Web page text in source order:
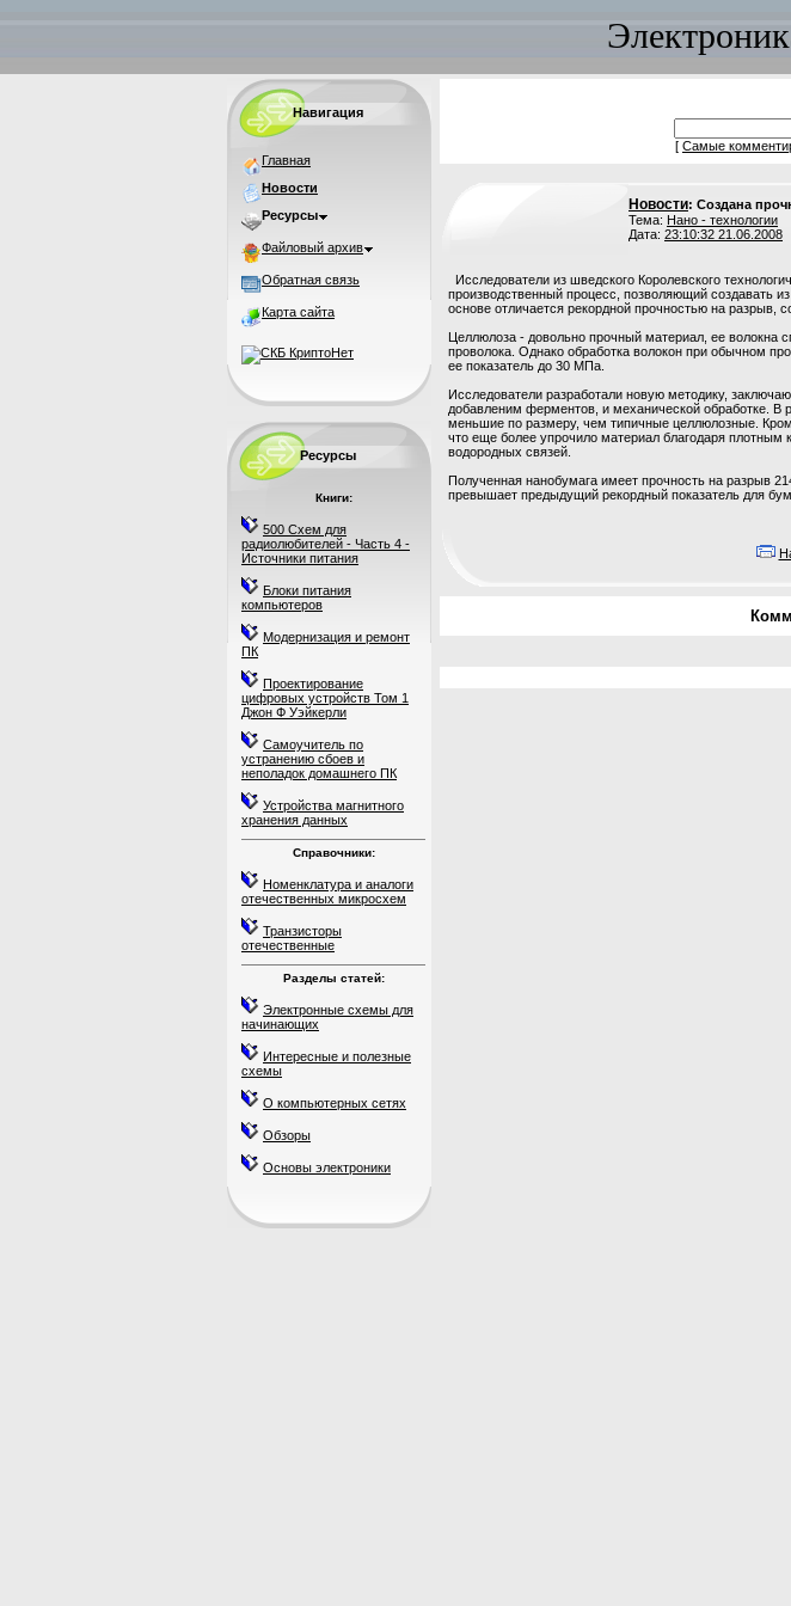
Навигация
Главная
Новости
Ресурсы
Файловый архив
Обратная связь
Карта сайта
Ресурсы
Книги:
500 Схем для
радиолюбителей - Часть 4 -
Источники питания
Блоки питания
компьютеров
Модернизация и ремонт
ПК
Проектирование
цифровых устройств Том 1
Джон Ф Уэйкерли
Самоучитель по
устранению сбоев и
неполадок домашнего ПК
Устройства магнитного
хранения данных
Справочники:
Номенклатура и аналоги
отечественных микросхем
Транзисторы
отечественные
Разделы статей:
Электронные схемы для
начинающих
Интересные и полезные
схемы
О компьютерных сетях
Обзоры
Основы электроники
[ Самые
Новости: Создана
Тема: Нано - технологии
Дата: 23:10:32 21.06.2008
Исследователи из шведского Королевского
производственный процесс, позволяющий создавать
основе отличается рекордной прочностью на разрыв,
Целлюлоза - довольно прочный материал, ее
проволока. Однако обработка волокон при обычном
ее показатель до 30 MПа.
Исследователи разработали новую методику,
добавленим ферментов, и механической обработке. В
меньшие по размеру, чем типичные целлюлозные.
что еще более упрочило материал благодаря плотным
водородных связей.
Полученная нанобумага имеет прочность на разрыв
превышает предыдущий рекордный показатель для